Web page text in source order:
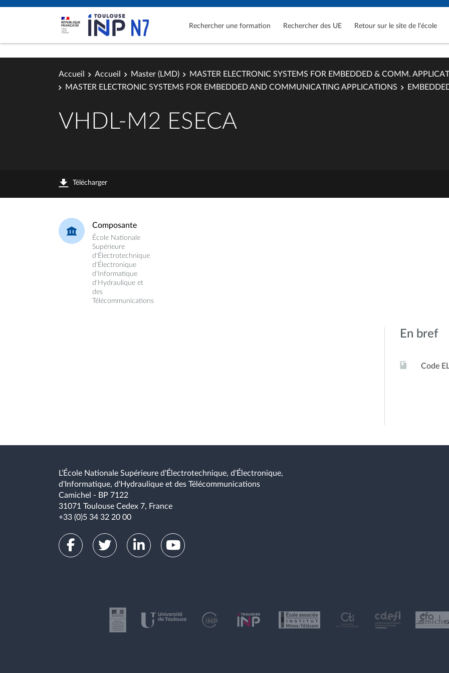
Rechercher une formation Rechercher des UE Retour sur le site de l'école
Accueil Accueil Master (LMD)
MASTER ELECTRONIC SYSTEMS FOR EMBEDDED & COMM.
MASTER ELECTRONIC SYSTEMS FOR EMBEDDED AND COMMUNICATING APPLICATIONS
VHDL-M2 ESECA
Télécharger
Composante
École Nationale
Supérieure
d'Électrotechnique
d'Électronique
d'Informatique
d'Hydraulique et
des
Télécommunications
En bref
Code
L’École Nationale Supérieure d'Électrotechnique, d'Électronique,
d'Informatique, d'Hydraulique et des Télécommunications
Camichel - BP 7122
31071 Toulouse Cedex 7, France
+33 (0)5 34 32 20 00